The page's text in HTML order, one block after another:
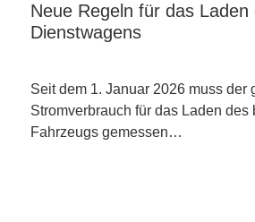
Neue Regeln für das Laden
Dienstwagens
Seit dem 1. Januar 2026 muss der
Stromverbrauch für das Laden des
Fahrzeugs gemessen…